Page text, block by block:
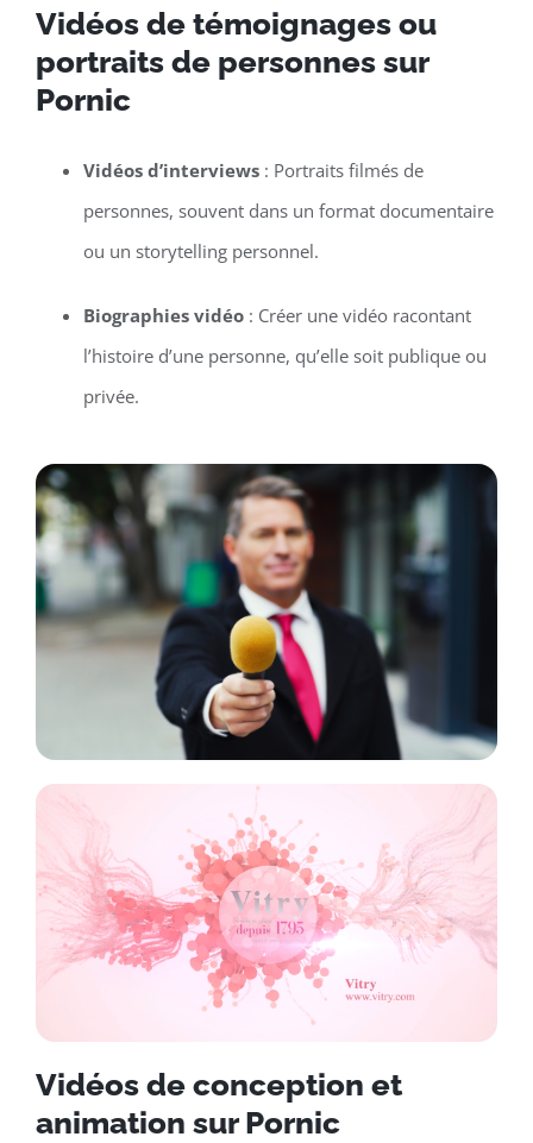
Vidéos de témoignages ou
portraits de personnes sur
Pornic
Vidéos d’interviews: Portraits filmés de
personnes, souvent dans un format documentaire
ou un storytelling personnel.
Biographies vidéo: Créer une vidéo racontant
l’histoire d’une personne, qu’elle soit publique ou
privée.
Vidéos de conception et
animation sur Pornic